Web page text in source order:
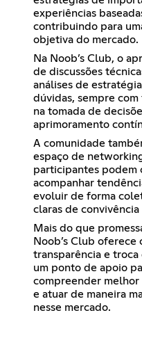
experiências
contribuindo para
objetiva do mercado.
Na Noob’s Club, o
de discussões
análises de
dúvidas, sempre
na tomada de
aprimoramento
A comunidade
espaço de
participantes podem
acompanhar
evoluir de forma
claras de convivência
Mais do que
Noob’s Club
transparência e
um ponto de apoio
compreender melhor
e atuar de maneira
nesse mercado.